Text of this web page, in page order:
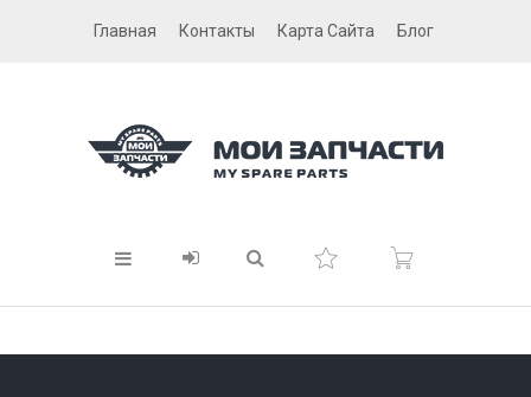
Главная Контакты Карта Сайта Блог